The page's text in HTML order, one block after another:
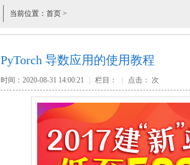
当前位置： 首页 >
PyTorch 导数应用的使用教程
时间：2020-08-31 14:00:21 栏目： 点击： 次